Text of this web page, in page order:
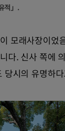
적」.
모래사장이었
다. 신사 쪽에
당시의 유명하